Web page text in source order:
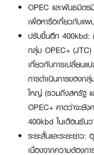
OPEC และพันธมิตร
เพื่อหารือเกี่ยวกับแ
ปรับขึ้นอีก 400kbd:
กลุ่ม OPEC+ (JTC)
เกี่ยวกับการเปลี่ยนแ
การดำเนินการของก
ใหญ่ (รวมถึงสหรัฐ แ
OPEC+ คาดว่าจะยั
400kbd ในเดือนธัน
ระยะสั้นและระยะยา
เนื่องจากความต้องก